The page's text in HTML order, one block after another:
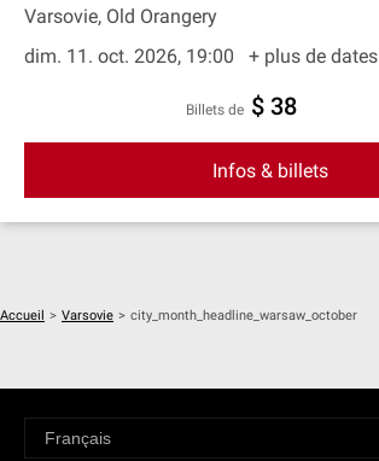
Varsovie, Old Orangery
dim. 11. oct. 2026, 19:00
+ plus de dates
Billets de $ 38
Infos & billets
Accueil > Varsovie > city_month_headline_warsaw_october